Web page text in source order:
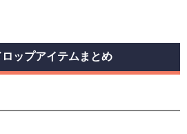
ップアイテムまとめ